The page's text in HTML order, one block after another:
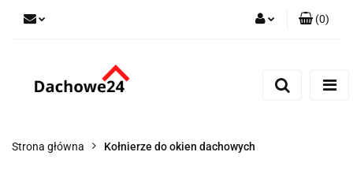
(0)
Strona główna Kołnierze do okien dachowych